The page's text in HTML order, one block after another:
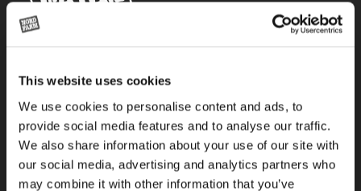
This website uses cookies
We use cookies to personalise content and ads, to
provide social media features and to analyse our traffic.
We also share information about your use of our site with
our social media, advertising and analytics partners who
may combine it with other information that you’ve
gäller inte vid köp av enskild produkt, till exempel
reservdel. Kontakta din lokala återförsäljare för aktuella priser.
Surgatan 12, 602 28
Norrköping, Sweden